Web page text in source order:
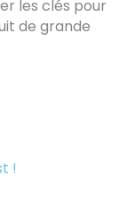
les clés pour
de grande
!